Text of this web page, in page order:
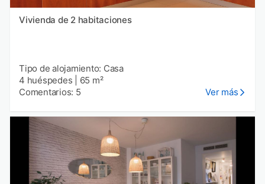
Vivienda de 2 habitaciones
Tipo de alojamiento: Casa
4 huéspedes
65 m²
Comentarios: 5
Ver más